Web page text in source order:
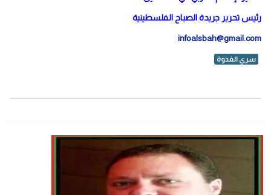
رئيس تحرير جريدة الصباح الفلسطينية
infoalsbah@gmail.com
سري القدوة